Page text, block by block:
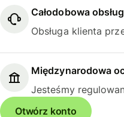
Całodobowa
Obsługa klienta
Międzynarodowa
Jesteśmy
Otwórz konto